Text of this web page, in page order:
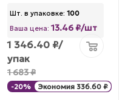
Шт. в упаковке: 100
Ваша цена: 13.46 ₽/шт
1 346.40 ₽/
упак
1 683₽
-20% Экономия 336.60 ₽